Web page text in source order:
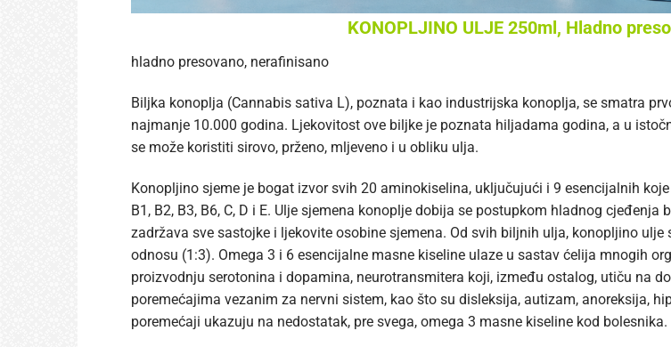
KONOPLJINO ULJE 250ml, Hladno
hladno presovano, nerafinisano
Biljka konoplja (Cannabis sativa L), poznata i kao industrijska konoplja, se smatra
najmanje 10.000 godina. Ljekovitost ove biljke je poznata hiljadama godina, a u
se može koristiti sirovo, prženo, mljeveno i u obliku ulja.
Konopljino sjeme je bogat izvor svih 20 aminokiselina, uključujući i 9 esencijalnih
B1, B2, B3, B6, C, D i E. Ulje sjemena konoplje dobija se postupkom hladnog
zadržava sve sastojke i ljekovite osobine sjemena. Od svih biljnih ulja, konopljino
odnosu (1:3). Omega 3 i 6 esencijalne masne kiseline ulaze u sastav ćelija mnogih
proizvodnju serotonina i dopamina, neurotransmitera koji, između ostalog, utiču na
poremećajima vezanim za nervni sistem, kao što su disleksija, autizam, anoreksija,
poremećaji ukazuju na nedostatak, pre svega, omega 3 masne kiseline kod bolesnika.